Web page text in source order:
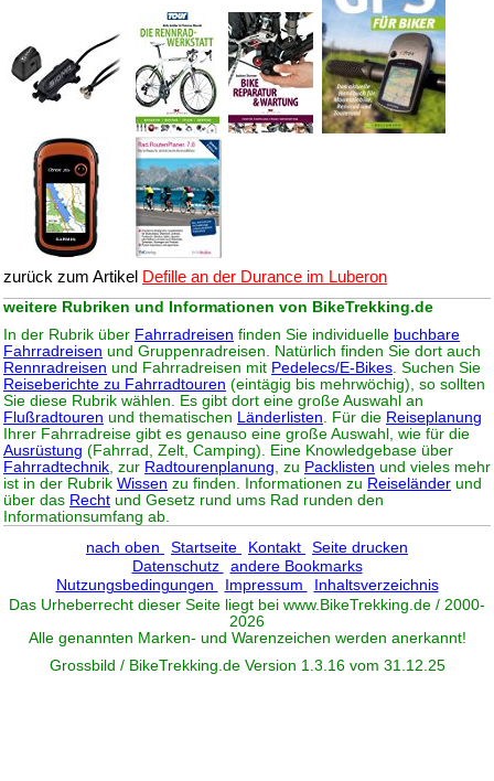
zurück zum Artikel Defille an der Durance im Luberon
weitere Rubriken und Informationen von BikeTrekking.de
In der Rubrik über Fahrradreisen finden Sie individuelle buchbare
Fahrradreisen und Gruppenradreisen. Natürlich finden Sie dort auch
Rennradreisen und Fahrradreisen mit Pedelecs/E-Bikes. Suchen Sie
Reiseberichte zu Fahrradtouren (eintägig bis mehrwöchig), so sollten
Sie diese Rubrik wählen. Es gibt dort eine große Auswahl an
Flußradtouren und thematischen Länderlisten. Für die Reiseplanung
Ihrer Fahrradreise gibt es genauso eine große Auswahl, wie für die
Ausrüstung (Fahrrad, Zelt, Camping). Eine Knowledgebase über
Fahrradtechnik, zur Radtourenplanung, zu Packlisten und vieles mehr
ist in der Rubrik Wissen zu finden. Informationen zu Reiseländer und
über das Recht und Gesetz rund ums Rad runden den
Informationsumfang ab.
nach oben
Startseite Kontakt
Seite drucken
Datenschutz
andere Bookmarks
Nutzungsbedingungen
Impressum
Inhaltsverzeichnis
Das Urheberrecht dieser Seite liegt bei www. BikeTrekking.de / 2000-
2026
Alle genannten Marken- und Warenzeichen werden anerkannt!
Grossbild / BikeTrekking.de Version 1.3.16 vom 31.12.25